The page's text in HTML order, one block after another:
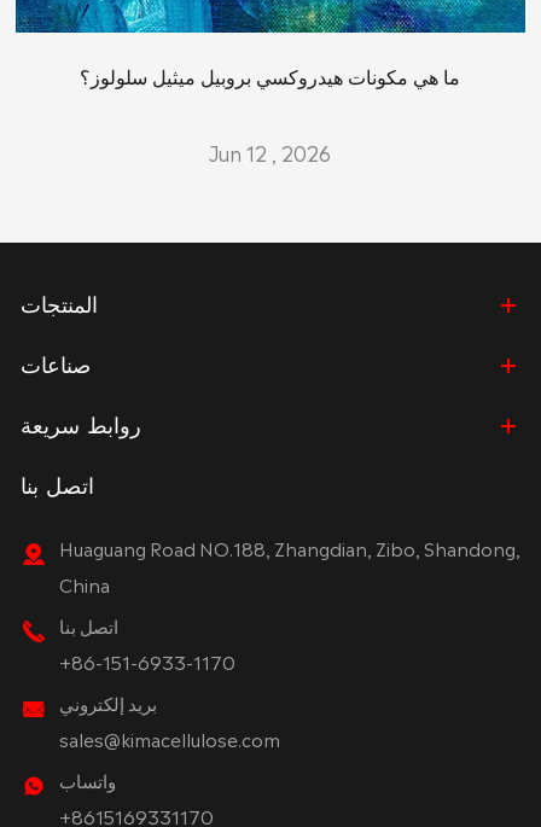
ما هي مكونات هيدروكسي بروبيل ميثيل سلولوز؟
Jun 12 , 2026
المنتجات
صناعات
روابط سريعة
اتصل بنا
Huaguang Road NO.188, Zhangdian, Zibo, Shandong,
China
اتصل بنا
+86-151-6933-1170
بريد إلكتروني
sales@kimacellulose.com
واتساب
+8615169331170